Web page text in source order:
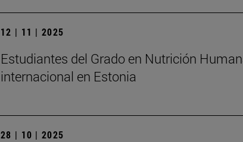
12 | 11 | 2025
Estudiantes del Grado en Nutrición
internacional en Estonia
28 | 10 | 2025